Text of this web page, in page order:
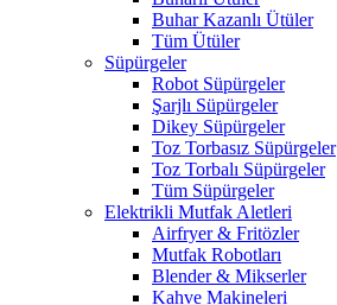
Buhar Kazanlı Ütüler
Tüm Ütüler
Süpürgeler
Robot Süpürgeler
Şarjlı Süpürgeler
Dikey Süpürgeler
Toz Torbasız Süpürgeler
Toz Torbalı Süpürgeler
Tüm Süpürgeler
Elektrikli Mutfak Aletleri
Airfryer & Fritözler
Mutfak Robotları
Blender & Mikserler
Kahve Makineleri